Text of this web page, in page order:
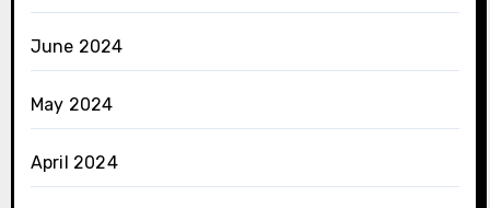
June 2024
May 2024
April 2024